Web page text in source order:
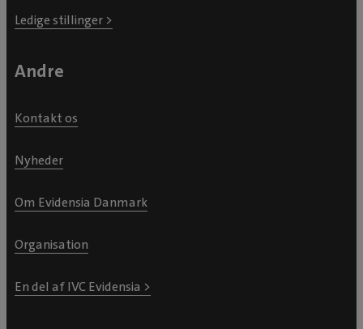
Ledige stillinger >
Andre
Kontakt os
Nyheder
Om Evidensia Danmark
Organisation
En del af IVC Evidensia >